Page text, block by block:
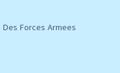
Des Forces Armees